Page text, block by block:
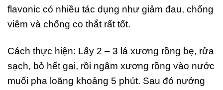
flavonic có nhiều tác dụng như giảm đau, chống
viêm và chống co thắt rất tốt.
Cách thực hiện: Lấy 2 – 3 lá xương rồng bẹ, rửa
sạch, bỏ hết gai, rồi ngâm xương rồng vào nước
muối pha loãng khoảng 5 phút. Sau đó nướng